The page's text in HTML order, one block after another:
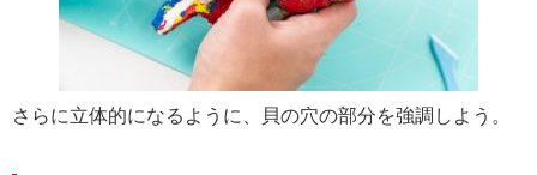
さらに立体的になるように、貝の穴の部分を強調しよう。